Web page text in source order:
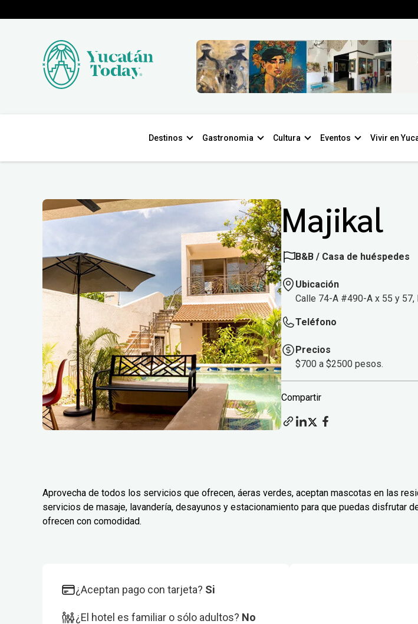
Destinos Gastronomia Cultura Eventos Vivir en
Majikal
B&B / Casa de huéspedes
Ubicación
Calle 74-A #490-A x 55 y 57,
Teléfono
Precios
$700 a $2500 pesos.
Compartir
Aprovecha de todos los servicios que ofrecen, áeras verdes, aceptan mascotas en las
servicios de masaje, lavandería, desayunos y estacionamiento para que puedas disfrutar
ofrecen con comodidad.
¿Aceptan pago con tarjeta? Si
¿El hotel es familiar o sólo adultos? No